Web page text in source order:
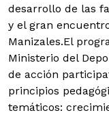
desarrollo de las
y el gran
Manizales.El
Ministerio del
de acción
principios
temáticos: